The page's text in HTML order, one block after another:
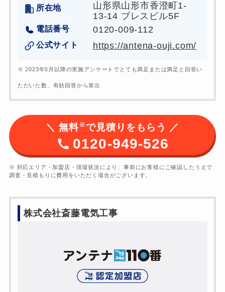
所在地
山形県山形市香澄町1-
13-14 ブレスビル5F
電話番号 0120-009-112
公式サイト https://antena-ouji.com/
※ 2023年5月以降の実施アンケートでとても満足または満足と回答い
ただいた数、有効回答から算出
＼ 無料※ で見積りをもらう ／
0120-949-526
※ 対応エリア・加盟店・現場状況により、事前にお客様にご確認したうえで
調査・見積もりに費用をいただく場合がございます。
株式会社斎藤電気工事